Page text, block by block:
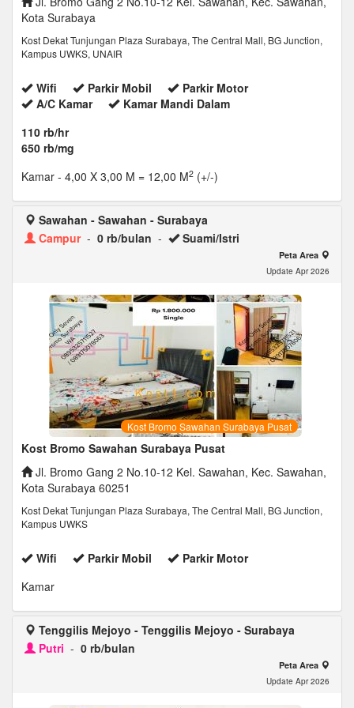
Kota Surabaya
Kost Dekat Tunjungan Plaza Surabaya, The Central Mall, BG Junction,
Kampus UWKS, UNAIR
Wifi Parkir Mobil
Parkir Motor
A/C Kamar
Kamar Mandi Dalam
110 rb/hr
650 rb/mg
Kamar - 4,00 X 3,00 M = 12,00 M2 (+/-)
Sawahan - Sawahan - Surabaya
Campur- 0 rb/bulan - Suami/Istri
Peta Area
Update Apr 2026
Kost Bromo Sawahan Surabaya Pusat
Kost Bromo Sawahan Surabaya Pusat
Jl. Bromo Gang 2 No.10-12 Kel. Sawahan, Kec. Sawahan,
Kota Surabaya 60251
Kost Dekat Tunjungan Plaza Surabaya, The Central Mall, BG Junction,
Kampus UWKS
Wifi Parkir Mobil
Parkir Motor
Kamar
Tenggilis Mejoyo - Tenggilis Mejoyo - Surabaya
Putri - 0 rb/bulan
Peta Area
Update Apr 2026